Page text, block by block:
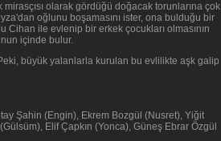
Baş Başa
1. Bölüm
Sıfır Bir 4 Sezon
Gelin 112. Bölüm
Gelin 111. Bölüm
Gelin 109. Bölüm
olarak gördüğü doğacak torunlarına çok
oğlunu boşamasını ister, ona bulduğu bir
ile evlenip bir erkek çocukları olmasının
içinde bulur.
büyük yalanlarla kurulan bu evlilikte aşk galip
Şahin (Engin), Ekrem Bozgül (Nusret), Yiğit
Elif Çapkın (Yonca), Güneş Ebrar Özgül